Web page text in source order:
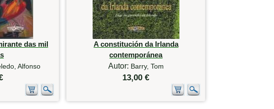
das mil
Alfonso
A constitución da Irlanda
contemporánea
Autor: Barry, Tom
13,00 €